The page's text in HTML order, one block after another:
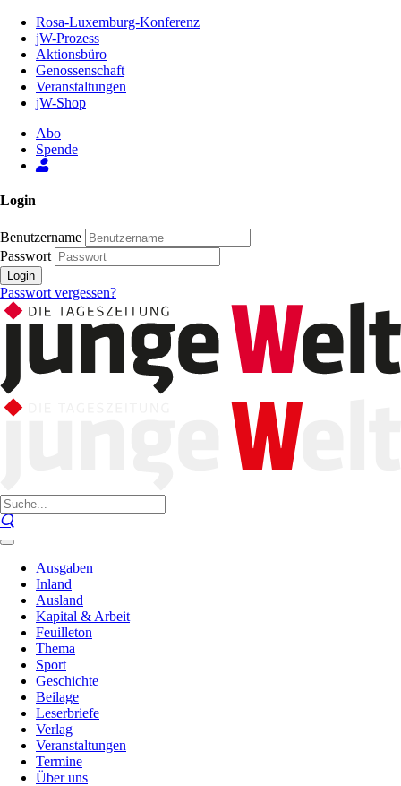
Inhalt
Seite
Rosa-Luxemburg-Konferenz
jW-Prozess
Aktionsbüro
Genossenschaft
Veranstaltungen
jW-Shop
Abo
Spende
Login
Benutzername
Passwort
Login
Passwort vergessen?
Ausgaben
Inland
Ausland
Kapital & Arbeit
Feuilleton
Thema
Sport
Geschichte
Beilage
Leserbriefe
Verlag
Veranstaltungen
Termine
Über uns